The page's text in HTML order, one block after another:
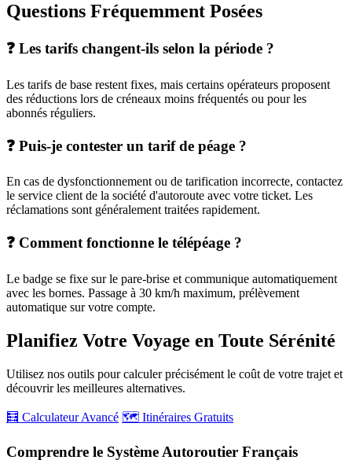
Questions Fréquemment Posées
❓ Les tarifs changent-ils selon la période ?
Les tarifs de base restent fixes, mais certains opérateurs proposent
des réductions lors de créneaux moins fréquentés ou pour les
abonnés réguliers.
❓ Puis-je contester un tarif de péage ?
En cas de dysfonctionnement ou de tarification incorrecte, contactez
le service client de la société d'autoroute avec votre ticket. Les
réclamations sont généralement traitées rapidement.
❓ Comment fonctionne le télépéage ?
Le badge se fixe sur le pare-brise et communique automatiquement
avec les bornes. Passage à 30 km/h maximum, prélèvement
automatique sur votre compte.
Planifiez Votre Voyage en Toute Sérénité
Utilisez nos outils pour calculer précisément le coût de votre trajet et
découvrir les meilleures alternatives.
🧮 Calculateur Avancé 🗺️ Itinéraires Gratuits
Comprendre le Système Autoroutier Français